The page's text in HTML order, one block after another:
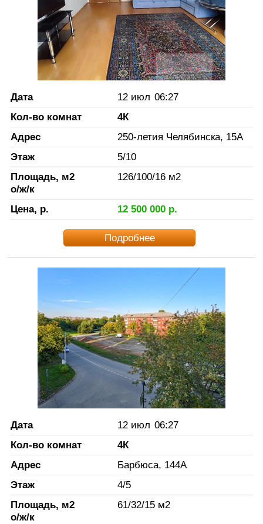
Дата 12 июл 06:27
Кол-во комнат
4К
Адрес
250-летия Челябинска, 15А
Этаж
5/10
Площадь, м2
о/ж/к
126/100/16 м2
Цена, р. 12 500 000р.
Подробнее
Дата 12 июл 06:27
Кол-во комнат
4К
Адрес
Барбюса, 144А
Этаж
4/5
Площадь, м2
о/ж/к
61/32/15 м2